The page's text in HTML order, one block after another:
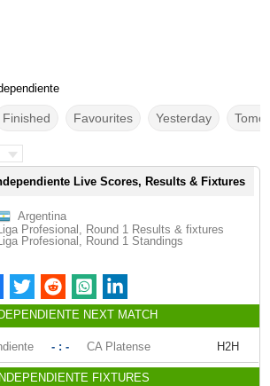
Finished Favourites Yesterday
Live Scores, Results & Fixtures
Argentina
Profesional, Round 1 Results & fixtures
Profesional, Round 1 Standings
NEXT MATCH
- : - CA Platense H2H
INDEPENDIENTE FIXTURES